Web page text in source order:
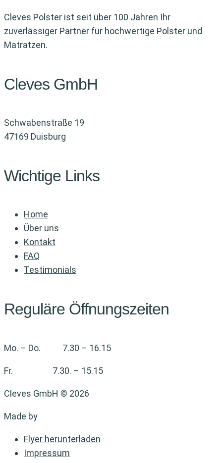
Cleves Polster ist seit über 100 Jahren Ihr
zuverlässiger Partner für hochwertige Polster und
Matratzen.
Cleves GmbH
Schwabenstraße 19
47169 Duisburg
Wichtige Links
Home
Über uns
Kontakt
FAQ
Testimonials
Reguläre Öffnungszeiten
Mo. – Do. 7.30 – 16.15
Fr. 7.30. – 15.15
Cleves GmbH © 2026
Made by
Flyer herunterladen
Impressum